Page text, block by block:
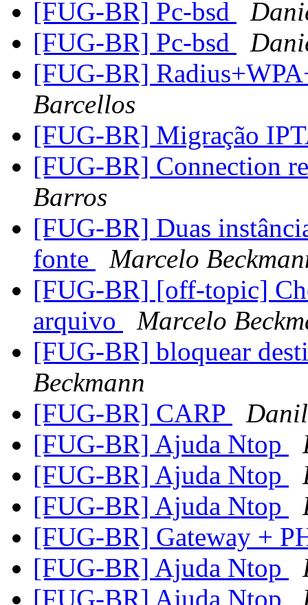
[FUG-BR] Pc-bsd
[FUG-BR] Pc-bsd
[FUG-BR]
Barcellos
[FUG-BR] Migração
[FUG-BR] Connection
Barros
[FUG-BR] Duas
fonte
Marcelo
[FUG-BR] [off-topic]
arquivo
Marcelo
[FUG-BR] bloquear
Beckmann
[FUG-BR] CARP
[FUG-BR] Ajuda Ntop
[FUG-BR] Ajuda Ntop
[FUG-BR] Ajuda Ntop
[FUG-BR] Gateway +
[FUG-BR] Ajuda Ntop
[FUG-BR] Ajuda Ntop